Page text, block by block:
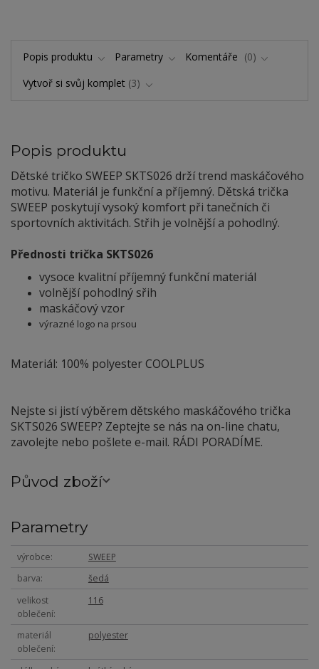
Popis produktu Parametry Komentáře
0
Vytvoř si svůj komplet 3
Popis produktu
Dětské tričko SWEEP SKTS026 drží trend maskáčového
motivu. Materiál je funkční a příjemný. Dětská trička
SWEEP poskytují vysoký komfort při tanečních či
sportovních aktivitách. Střih je volnější a pohodlný.
Přednosti trička SKTS026
vysoce kvalitní příjemný funkční materiál
volnější pohodlný sřih
maskáčový vzor
výrazné logo na prsou
Materiál: 100% polyester COOLPLUS
Nejste si jistí výběrem dětského maskáčového trička
SKTS026 SWEEP? Zeptejte se nás na on-line chatu,
zavolejte nebo pošlete e-mail. RÁDI PORADÍME.
Původ zboží
Parametry
výrobce
SWEEP
barva
šedá
velikost
oblečení
116
materiál
oblečení
polyester